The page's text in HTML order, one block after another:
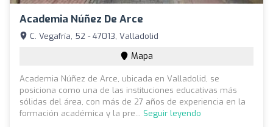
Academia Núñez De Arce
C. Vegafría, 52 - 47013, Valladolid
Mapa
Academia Núñez de Arce, ubicada en Valladolid, se
posiciona como una de las instituciones educativas más
sólidas del área, con más de 27 años de experiencia en la
formación académica y la pre... Seguir leyendo